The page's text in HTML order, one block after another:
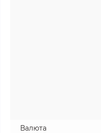
Валюта